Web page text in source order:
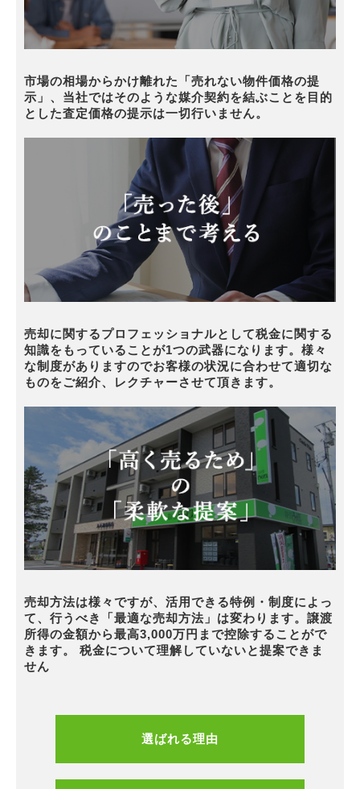
市場の相場からかけ離れた「売れない物件価格の提
示」、当社ではそのような媒介契約を結ぶことを目的
とした査定価格の提示は一切行いません。
売却に関するプロフェッショナルとして税金に関する
知識をもっていることが1つの武器になります。様々
な制度がありますのでお客様の状況に合わせて適切な
ものをご紹介、レクチャーさせて頂きます。
売却方法は様々ですが、活用できる特例・制度によっ
て、行うべき「最適な売却方法」は変わります。譲渡
所得の金額から最高3,000万円まで控除することがで
きます。 税金について理解していないと提案できま
せん
選ばれる理由